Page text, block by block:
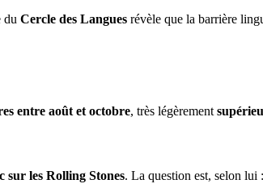
du Cercle des Langues révèle que la barrière
entre août et octobre, très légèrement
sur les Rolling Stones. La question est, selon lui